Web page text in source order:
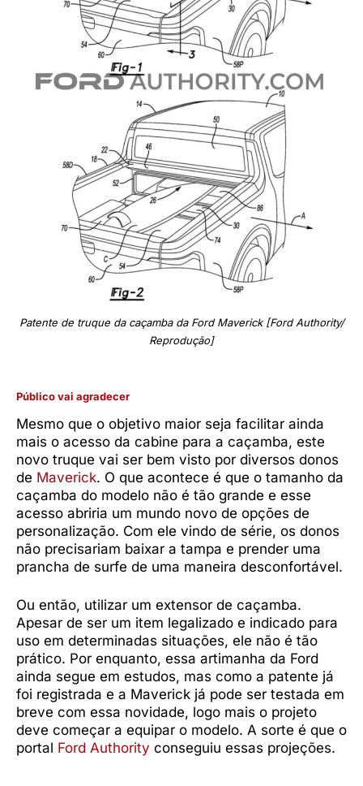
Patente de truque da caçamba da Ford Maverick [Ford Authority/
Reprodução]
Público vai agradecer
Mesmo que o objetivo maior seja facilitar ainda
mais o acesso da cabine para a caçamba, este
novo truque vai ser bem visto por diversos donos
de Maverick. O que acontece é que o tamanho da
caçamba do modelo não é tão grande e esse
acesso abriria um mundo novo de opções de
personalização. Com ele vindo de série, os donos
não precisariam baixar a tampa e prender uma
prancha de surfe de uma maneira desconfortável.
Ou então, utilizar um extensor de caçamba.
Apesar de ser um item legalizado e indicado para
uso em determinadas situações, ele não é tão
prático. Por enquanto, essa artimanha da Ford
ainda segue em estudos, mas como a patente já
foi registrada e a Maverick já pode ser testada em
breve com essa novidade, logo mais o projeto
deve começar a equipar o modelo. A sorte é que o
portal Ford Authority conseguiu essas projeções.